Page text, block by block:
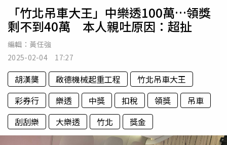
「竹北吊車大王」中樂透100萬…領獎
剩不到40萬 本人親吐原因：超扯
編輯： 黃任強
2025-02-04 17:27
胡漢龑 啟德機械起重工程
竹北吊車大王
彩券行
樂透 中獎 扣稅 領獎
吊車
刮刮樂
大樂透 竹北 獎金